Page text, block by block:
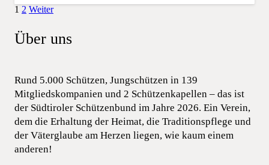
1 2 Weiter
Über uns
Rund 5.000 Schützen, Jungschützen in 139
Mitgliedskompanien und 2 Schützenkapellen – das ist
der Südtiroler Schützenbund im Jahre 2026. Ein Verein,
dem die Erhaltung der Heimat, die Traditionspflege und
der Väterglaube am Herzen liegen, wie kaum einem
anderen!